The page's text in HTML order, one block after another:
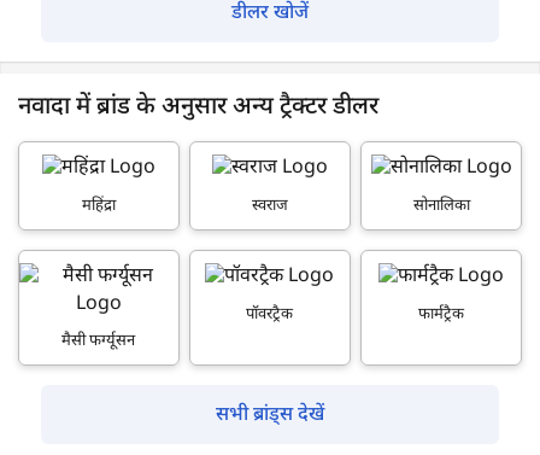
डीलर खोजें
नवादा में ब्रांड के अनुसार अन्य ट्रैक्टर डीलर
महिंद्रा स्वराज सोनालिका
मैसी फर्ग्यूसन
पॉवरट्रैक फार्मट्रैक
सभी ब्रांड्स देखें